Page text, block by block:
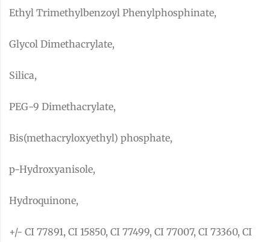
Ethyl Trimethylbenzoyl Phenylphosphinate,
Glycol Dimethacrylate,
Silica,
PEG-9 Dimethacrylate,
Bis(methacryloxyethyl) phosphate,
p-Hydroxyanisole,
Hydroquinone,
+/- CI 77891, CI 15850, CI 77499, CI 77007, CI 73360, CI